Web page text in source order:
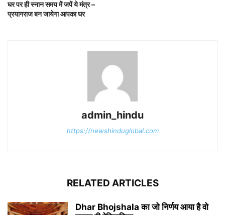
घर पर ही स्नान समय में जपें ये मंत्र –
प्रयागराज बन जायेगा आपका घर
admin_hindu
https://newshinduglobal.com
RELATED ARTICLES
Dhar Bhojshala का जो निर्णय आया है वो